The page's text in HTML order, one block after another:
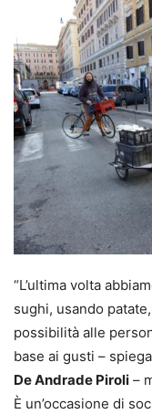
“L’ultima volta
sughi, usando
possibilità alle
base ai gusti –
De Andrade Piroli –
È un’occasione di